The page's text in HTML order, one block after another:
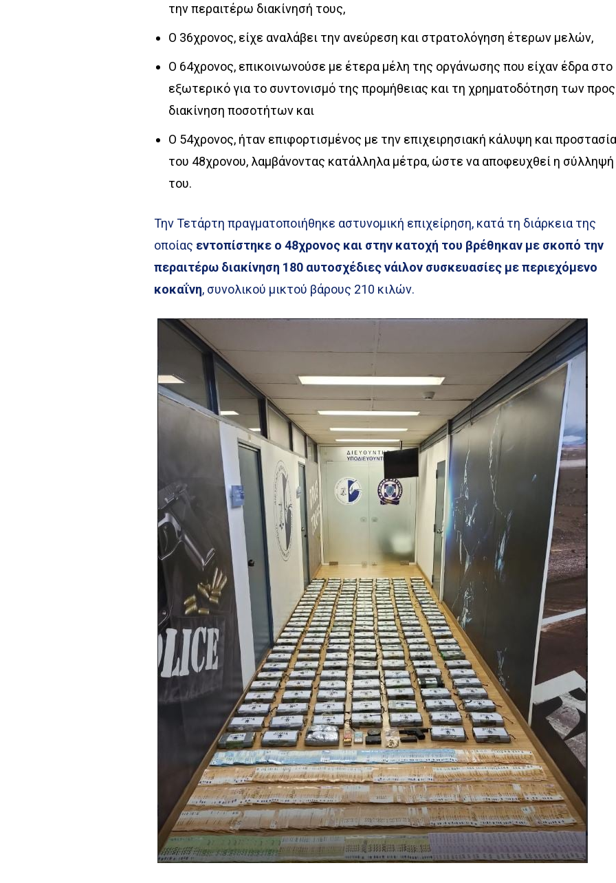
την περαιτέρω διακίνησή τους,
Ο 36χρονος, είχε αναλάβει την ανεύρεση και στρατολόγηση έτερων μελών,
Ο 64χρονος, επικοινωνούσε με έτερα μέλη της οργάνωσης που είχαν έδρα στο
εξωτερικό για το συντονισμό της προμήθειας και τη χρηματοδότηση των προς
διακίνηση ποσοτήτων και
Ο 54χρονος, ήταν επιφορτισμένος με την επιχειρησιακή κάλυψη και
του 48χρονου, λαμβάνοντας κατάλληλα μέτρα, ώστε να αποφευχθεί η σύλληψή
του.
Την Τετάρτη πραγματοποιήθηκε αστυνομική επιχείρηση, κατά τη διάρκεια της
οποίας εντοπίστηκε ο 48χρονος και στην κατοχή του βρέθηκαν με σκοπό την
περαιτέρω διακίνηση 180 αυτοσχέδιες νάιλον συσκευασίες με περιεχόμενο
κοκαΐνη, συνολικού μικτού βάρους 210 κιλών.